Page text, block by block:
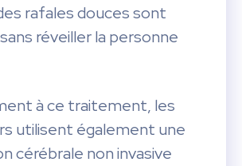
rafales douces sont
réveiller la personne
à ce traitement, les
utilisent également une
cérébrale non invasive